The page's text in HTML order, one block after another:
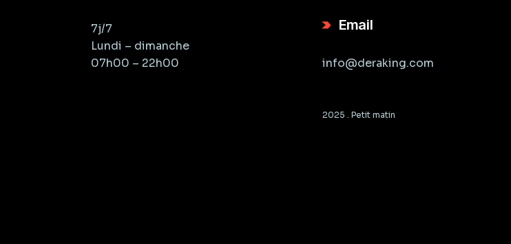
7j/7
Lundi – dimanche
07h00 – 22h00
Email
info@deraking.com
2025 . Petit matin